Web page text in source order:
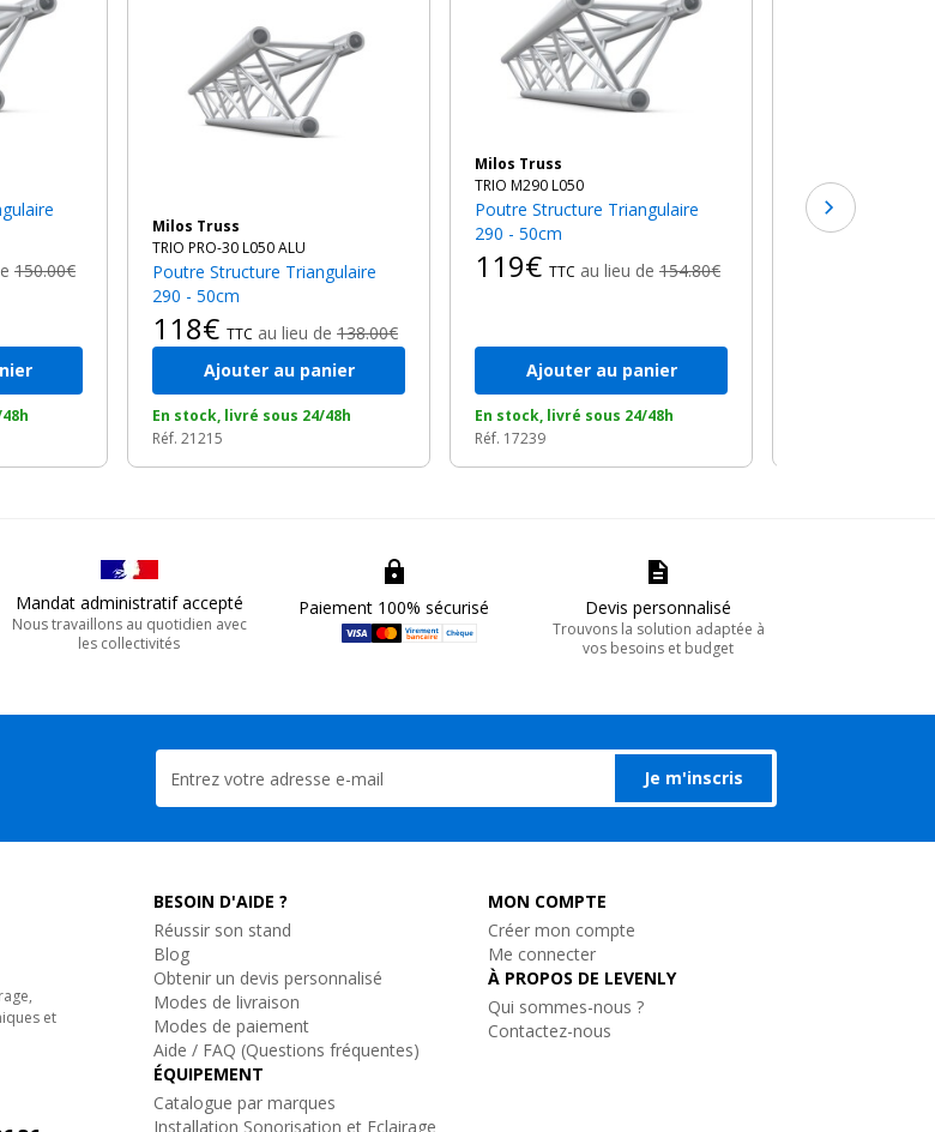
150.00€
Milos Truss
TRIO PRO-30 L050 ALU
Poutre Structure Triangulaire
290 - 50cm
118€ TTC au lieu de 138.00€
Ajouter au panier
En stock, livré sous 24/48h
Réf. 21215
Milos Truss
TRIO M290 L050
Poutre Structure Triangulaire
290 - 50cm
119€ TTC au lieu de 154.80€
Ajouter au panier
En stock, livré sous 24/48h
Réf. 17239
Mandat administratif accepté
Nous travaillons au quotidien avec
les collectivités
Paiement 100% sécurisé Devis personnalisé
Trouvons la solution adaptée à
vos besoins et budget
Je m'inscris
et
BESOIN D'AIDE ?
Réussir son stand
Blog
Obtenir un devis personnalisé
Modes de livraison
Modes de paiement
Aide / FAQ (Questions fréquentes)
ÉQUIPEMENT
Catalogue par marques
Installation Sonorisation et Eclairage
MON COMPTE
Créer mon compte
Me connecter
À PROPOS DE LEVENLY
Qui sommes-nous ?
Contactez-nous